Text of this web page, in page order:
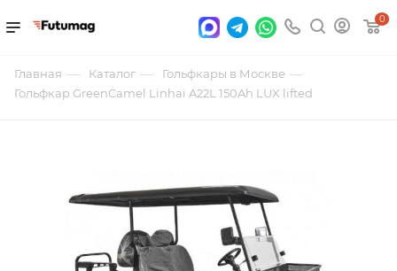
0
Главная — Каталог — Гольфкары в Москве —
Гольфкар GreenCamel Linhai A22L 150Ah LUX lifted